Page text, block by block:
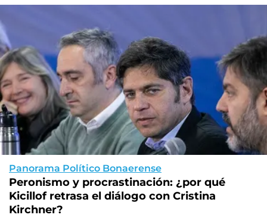
Panorama Político Bonaerense
Peronismo y procrastinación: ¿por qué
Kicillof retrasa el diálogo con Cristina
Kirchner?